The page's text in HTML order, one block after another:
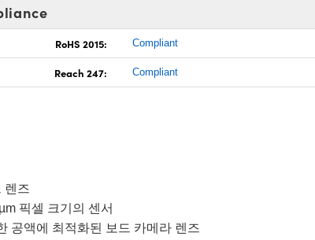
RoHS 2015: Compliant
Reach 247: Compliant
렌즈
픽셀 크기의 센서
공액에 최적화된 보드 카메라 렌즈